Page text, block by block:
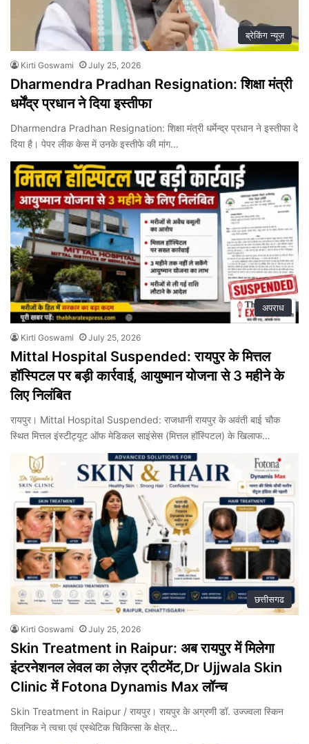
ब्रेकिंग न्यूज़
Kirti Goswami July 25, 2026
Dharmendra Pradhan Resignation: शिक्षा मंत्री
धर्मेंद्र प्रधान ने दिया इस्तीफा
Dharmendra Pradhan Resignation: शिक्षा मंत्री धर्मेन्द्र प्रधान ने इस्तीफा दे
दिया है। पेपर लीक केस में उनके इस्तीफे की मांग…
अपराध
Kirti Goswami July 25, 2026
Mittal Hospital Suspended: रायपुर के मित्तल
हॉस्पिटल पर बड़ी कार्रवाई, आयुष्मान योजना से 3 महीने के
लिए निलंबित
रायपुर। Mittal Hospital Suspended: राजधानी रायपुर के अवंती बाई चौक
स्थित मित्तल इंस्टीट्यूट ऑफ मेडिकल साइंसेस (मित्तल हॉस्पिटल) के खिलाफ…
छत्तीसगढ
Kirti Goswami July 25, 2026
Skin Treatment in Raipur: अब रायपुर में मिलेगा
इंटरनेशनल लेवल का लेज़र ट्रीटमेंट,Dr Ujjwala Skin
Clinic में Fotona Dynamis Max लॉन्च
Skin Treatment in Raipur / रायपुर। रायपुर के अग्रणी डॉ. उज्ज्वला स्किन
क्लिनिक ने त्वचा एवं एस्थेटिक चिकित्सा के क्षेत्र…